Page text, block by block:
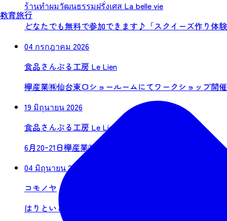
教育旅行
ร้านทำผมวัฒนธรรมฝรั่งเศส La belle vie
どなたでも無料で参加できます♪「スクイーズ作り体
04 กรกฎาคม 2026
食品さんぷる工房 Le Lien
欅産業㈱仙台東口ショールームにてワークショップ開
19 มิถุนายน 2026
食品さんぷる工房 Le Lien
6月20ｰ21日欅産業㈱仙台東口ショールームにてワーク
04 มิถุนายน 2026
コモノヤ
はりといととでつくるもの 其の五 絹のものがたり